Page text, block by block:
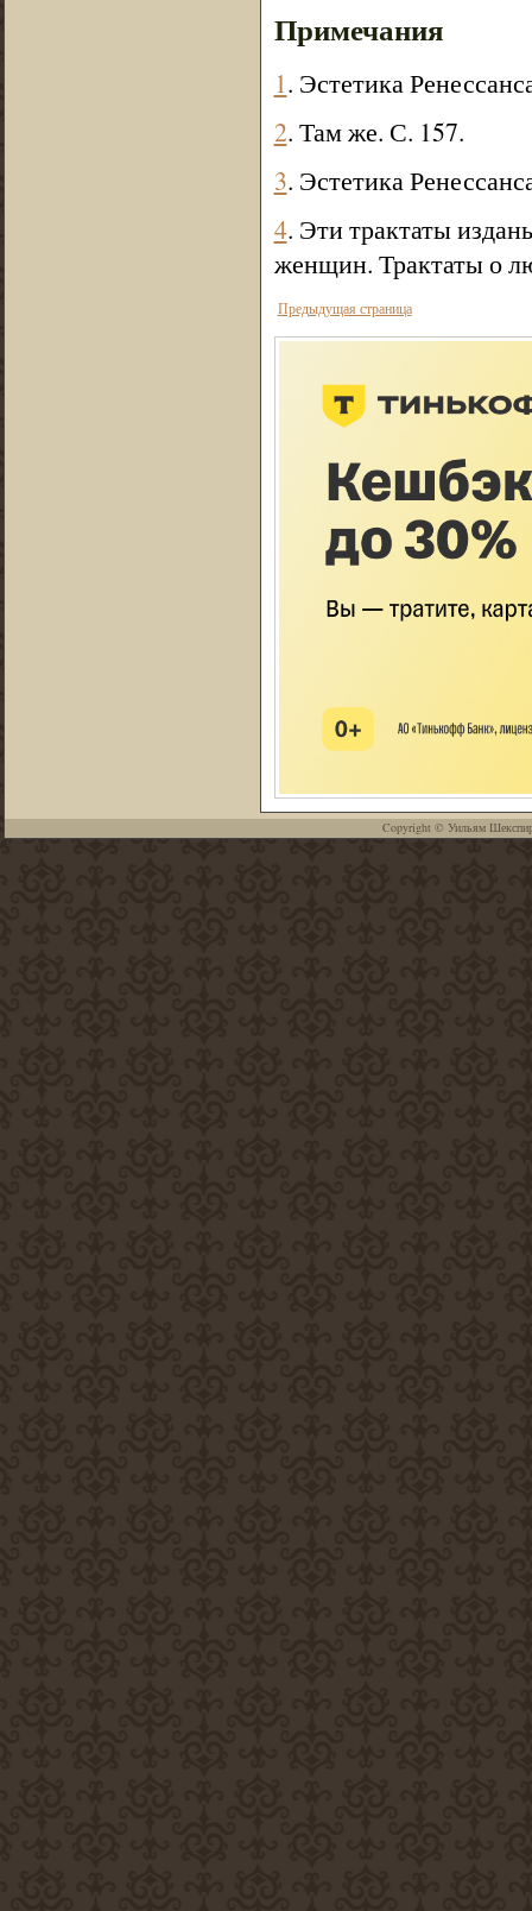
Примечания
1. Эстетика
2. Там же. С. 157.
3. Эстетика
4. Эти трактаты
женщин. Трактаты о
Предыдущая страница
Copyright © Уильям